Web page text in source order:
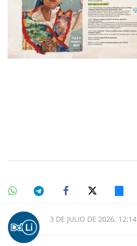
3 DE JULIO DE 2026, 12:14